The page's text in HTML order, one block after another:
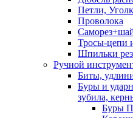
Петли,
Проволока
Тросы-цепи
Шпильки
Ручной
Биты,
Буры и
зубила,
Буры